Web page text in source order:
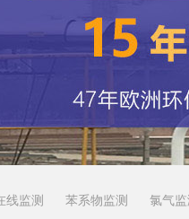
线监测 苯系物监测 氯气